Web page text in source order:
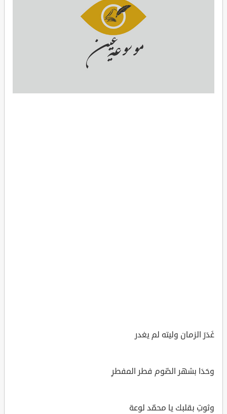
غَدَرَ الزمان وليته لم يغدر
وحَدَا بشهر الصّوم فطر المفطرِ
وثوتِ بقلبك يا محمّد لوعة